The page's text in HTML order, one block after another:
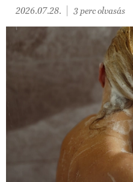
2026.07.28. 3 perc olvasás